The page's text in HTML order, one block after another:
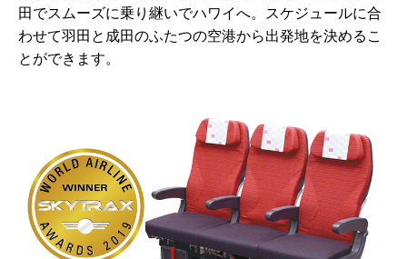
田でスムーズに乗り継いでハワイへ。スケジュールに合
わせて羽田と成田のふたつの空港から出発地を決めるこ
とができます。